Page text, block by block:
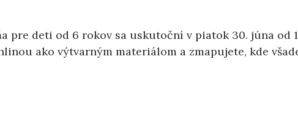
pre deti od 6 rokov sa uskutoční v piatok 30. júna od
ako výtvarným materiálom a zmapujete, kde